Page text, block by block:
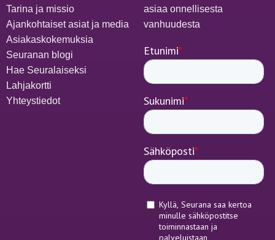
Tarina ja missio
Ajankohtaiset asiat ja media
Asiakaskokemuksia
Seuranan blogi
Hae Seuralaiseksi
Lahjakortti
Yhteystiedot
asiaa onnellisesta
vanhuudesta